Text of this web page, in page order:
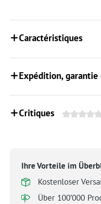
Caractéristiques
Expédition,
Critiques
Ihre Vorteile im
Kostenloser
Über 100’000